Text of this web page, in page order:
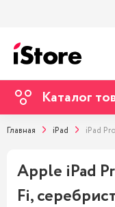
Каталог
Главная iPad iPad
Apple iPad
Fi,